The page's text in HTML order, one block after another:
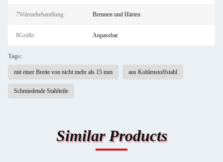
7Wärmebehandlung: Brennen und Härten
8Größe: Anpassbar
Tags:
mit einer Breite von nicht mehr als 15 mm aus Kohlenstoffstahl
Schmiedende Stahlteile
Similar Products